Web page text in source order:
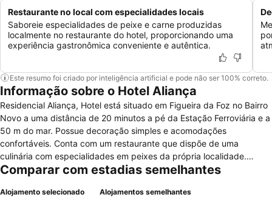
Restaurante no local com especialidades locais
Saboreie especialidades de peixe e carne produzidas
localmente no restaurante do hotel, proporcionando uma
experiência gastronômica conveniente e autêntica.
Este resumo foi criado por inteligência artificial e pode não ser 100% correto.
Informação sobre o Hotel Aliança
Residencial Aliança, Hotel está situado em Figueira da Foz no Bairro
Novo a uma distância de 20 minutos a pé da Estação Ferroviária e a
50 m do mar. Possue decoração simples e acomodações
confortáveis. Conta com um restaurante que dispõe de uma
culinária com especialidades em peixes da própria localidade.
Conta com facilidades para hospedagem de crianças e bebês.
bar, restaurante, aquecimento, acesso WiFi por todo o Hotel. Seus
Comparar com estadias semelhantes
Alojamento selecionado Alojamentos semelhantes